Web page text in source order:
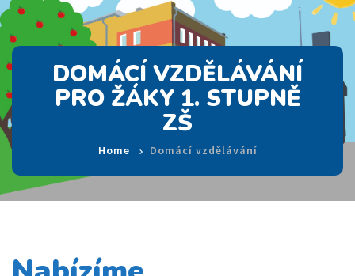
DOMÁCÍ VZDĚLÁVÁNÍ
PRO ŽÁKY 1. STUPNĚ
ZŠ
Home Domácí vzdělávání